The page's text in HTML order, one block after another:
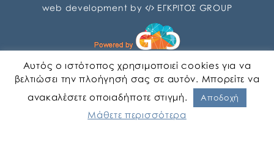
web development by
ΕΓΚΡΙΤΟΣ GROUP
Αυτός ο ιστότοπος χρησιμοποιεί cookies για να
βελτιώσει την πλοήγησή σας σε αυτόν. Μπορείτε να
ανακαλέσετε οποιαδήποτε στιγμή.
Αποδοχή
Μάθετε περισσότερα
Αγγλικα Ελληνικα